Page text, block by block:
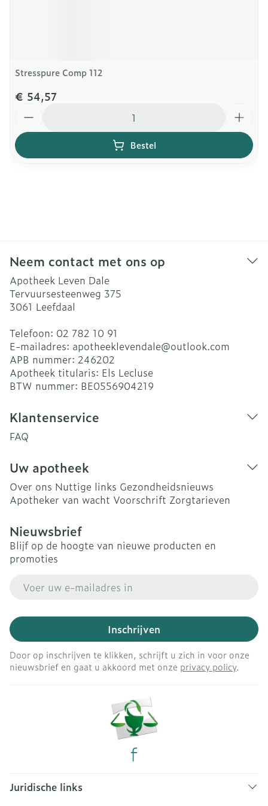
Stresspure Comp 112
€ 54,57
Bestel
Neem contact met ons op
Apotheek Leven Dale
Tervuursesteenweg 375
3061 Leefdaal
Telefoon: 02 782 10 91
E-mailadres: apotheeklevendale@outlook.com
APB nummer: 246202
Apotheek titularis: Els Lecluse
BTW nummer: BE0556904219
Klantenservice
FAQ
Uw apotheek
Over ons Nuttige links Gezondheidsnieuws
Apotheker van wacht Voorschrift Zorgtarieven
Nieuwsbrief
Blijf op de hoogte van nieuwe producten en
promoties
Inschrijven
Door op inschrijven te klikken, schrijft u zich in voor onze
nieuwsbrief en gaat u akkoord met onze privacy policy.
Juridische links